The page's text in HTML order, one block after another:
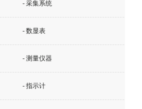
- 采集系统
- 数显表
- 测量仪器
- 指示计